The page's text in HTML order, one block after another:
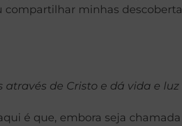
minhas
de Cristo e dá vida e luz
é que, embora seja